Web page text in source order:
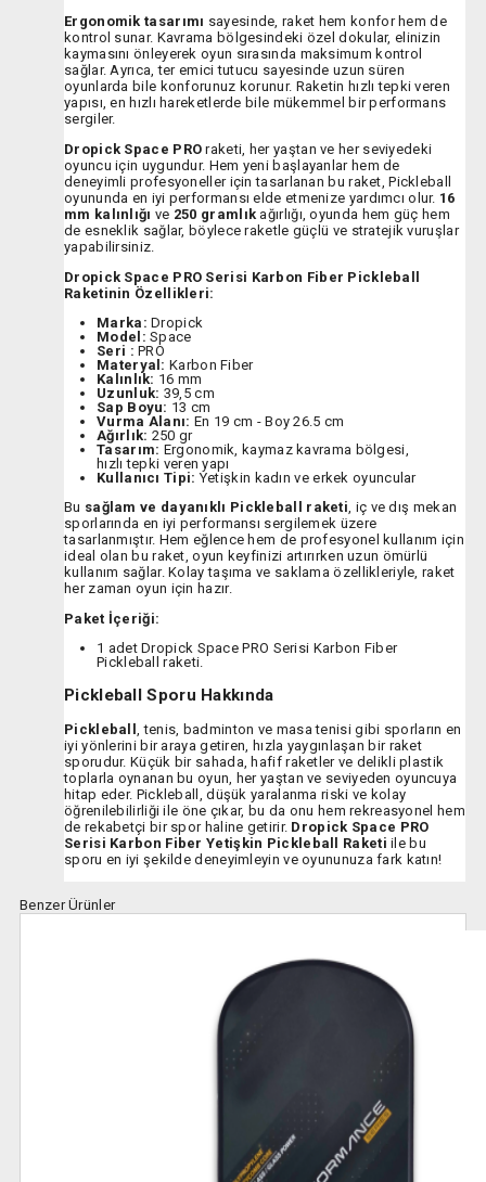
Ergonomik tasarımı sayesinde, raket hem konfor hem de
kontrol sunar. Kavrama bölgesindeki özel dokular, elinizin
kaymasını önleyerek oyun sırasında maksimum kontrol
sağlar. Ayrıca, ter emici tutucu sayesinde uzun süren
oyunlarda bile konforunuz korunur. Raketin hızlı tepki veren
yapısı, en hızlı hareketlerde bile mükemmel bir performans
sergiler.
Dropick Space PRO raketi, her yaştan ve her seviyedeki
oyuncu için uygundur. Hem yeni başlayanlar hem de
deneyimli profesyoneller için tasarlanan bu raket, Pickleball
oyununda en iyi performansı elde etmenize yardımcı olur. 16
mm kalınlığı ve 250 gramlık ağırlığı, oyunda hem güç hem
de esneklik sağlar, böylece raketle güçlü ve stratejik vuruşlar
yapabilirsiniz.
Dropick Space PRO Serisi Karbon Fiber Pickleball
Raketinin Özellikleri:
Marka: Dropick
Model: Space
Seri : PRO
Materyal: Karbon Fiber
Kalınlık: 16 mm
Uzunluk: 39,5 cm
Sap Boyu: 13 cm
Vurma Alanı: En 19 cm - Boy 26.5 cm
Ağırlık: 250 gr
Tasarım: Ergonomik, kaymaz kavrama bölgesi,
hızlı tepki veren yapı
Kullanıcı Tipi: Yetişkin kadın ve erkek oyuncular
Bu sağlam ve dayanıklı Pickleball raketi , iç ve dış mekan
sporlarında en iyi performansı sergilemek üzere
tasarlanmıştır. Hem eğlence hem de profesyonel kullanım için
ideal olan bu raket, oyun keyfinizi artırırken uzun ömürlü
kullanım sağlar. Kolay taşıma ve saklama özellikleriyle, raket
her zaman oyun için hazır.
Paket İçeriği:
1 adet Dropick Space PRO Serisi Karbon Fiber
Pickleball raketi.
Pickleball Sporu Hakkında
Pickleball
, tenis, badminton ve masa tenisi gibi sporların en
iyi yönlerini bir araya getiren, hızla yaygınlaşan bir raket
sporudur. Küçük bir sahada, hafif raketler ve delikli plastik
toplarla oynanan bu oyun, her yaştan ve seviyeden oyuncuya
hitap eder. Pickleball, düşük yaralanma riski ve kolay
öğrenilebilirliği ile öne çıkar, bu da onu hem rekreasyonel hem
de rekabetçi bir spor haline getirir. Dropick Space PRO
Serisi Karbon Fiber Yetişkin Pickleball Raketi ile bu
sporu en iyi şekilde deneyimleyin ve oyununuza fark katın!
Benzer Ürünler